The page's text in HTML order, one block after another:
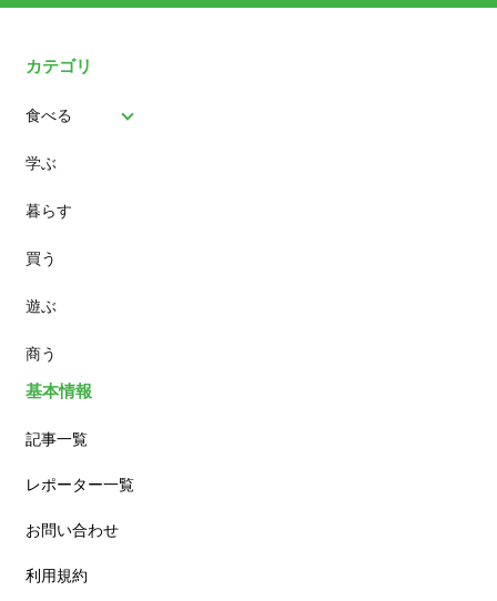
カテゴリ
食べる
パン
スイーツ
ランチ
カフェ
学ぶ
暮らす
買う
遊ぶ
商う
基本情報
記事一覧
レポーター一覧
お問い合わせ
利用規約